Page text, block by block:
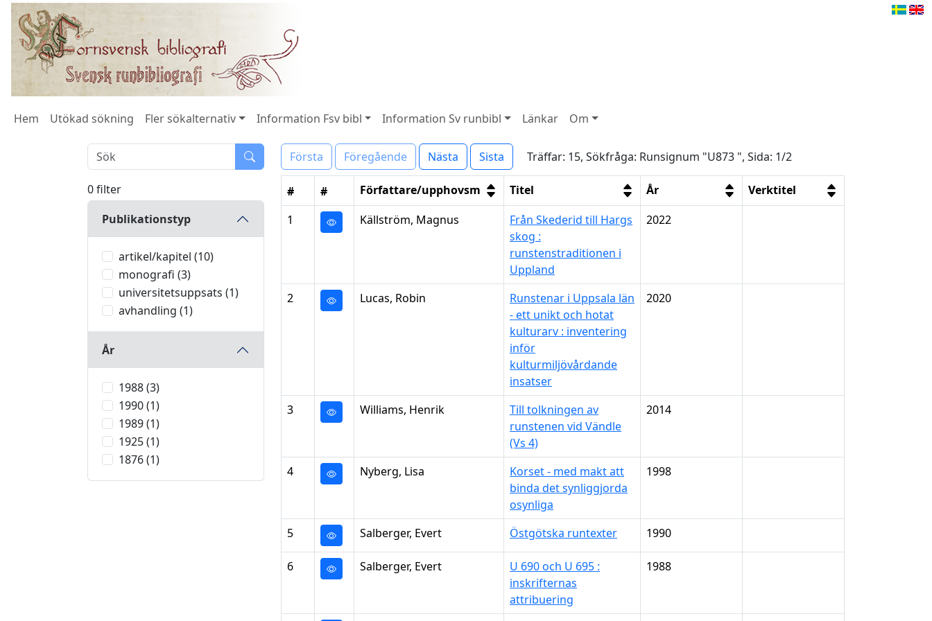
Hem Utökad sökning Fler sökalternativ Information Fsv bibl Information Sv runbibl Länkar Om
0 filter
Publikationstyp
artikel/kapitel (10)
monografi (3)
universitetsuppsats (1)
avhandling (1)
År
1988 (3)
1990 (1)
1989 (1)
1925 (1)
1876 (1)
Första Föregående Nästa Sista Träffar: 15, Sökfråga: Runsignum "U873 ", Sida: 1/2
# # Författare/upphovsm Titel År
Verktitel
1
Källström, Magnus
Från Skederid till Hargs
skog :
runstenstraditionen i
Uppland
2022
2 Lucas, Robin
Runstenar i Uppsala län
- ett unikt och hotat
kulturarv : inventering
inför
kulturmiljövårdande
insatser
2020
3 Williams, Henrik
Till tolkningen av
runstenen vid Vändle
(Vs 4)
2014
4 Nyberg, Lisa
Korset - med makt att
binda det synliggjorda
osynliga
1998
5 Salberger, Evert Östgötska runtexter 1990
6 Salberger, Evert
U 690 och U 695 :
inskrifternas
attribuering
1988